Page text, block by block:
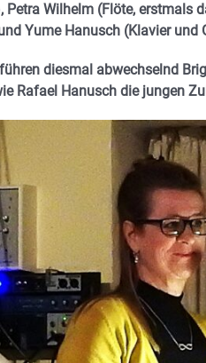
Petra Wilhelm (Flöte, erstmals
Yume Hanusch (Klavier und
diesmal abwechselnd
Rafael Hanusch die jungen